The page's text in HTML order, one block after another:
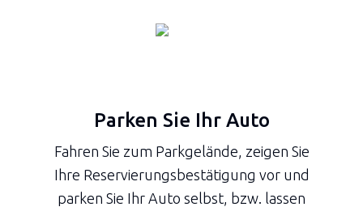
Parken Sie Ihr Auto
Fahren Sie zum Parkgelände, zeigen Sie
Ihre Reservierungsbestätigung vor und
parken Sie Ihr Auto selbst, bzw. lassen